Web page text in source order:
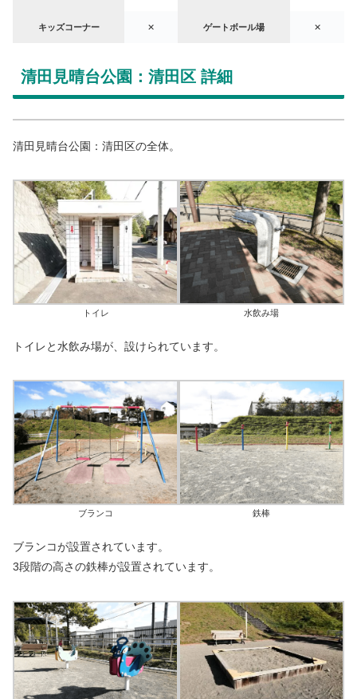
キッズコーナー ✕ ゲートボール場 ✕
清田見晴台公園：清田区 詳細
清田見晴台公園：清田区の全体。
トイレ 水飲み場
トイレと水飲み場が、設けられています。
ブランコ 鉄棒
ブランコが設置されています。
3段階の高さの鉄棒が設置されています。